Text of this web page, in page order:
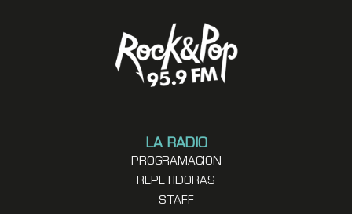
LA RADIO
PROGRAMACION
REPETIDORAS
STAFF